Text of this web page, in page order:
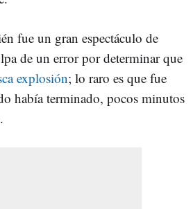
fue un gran espectáculo de
de un error por determinar que
explosión; lo raro es que fue
había terminado, pocos minutos